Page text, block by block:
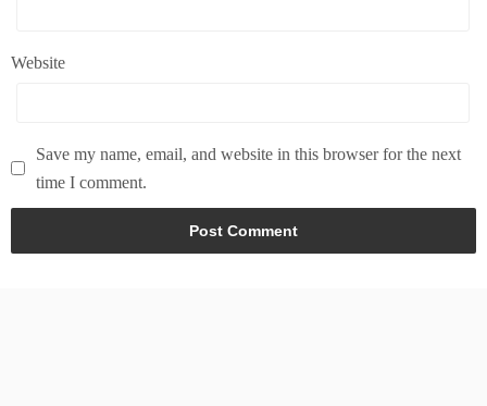
Website
Save my name, email, and website in this browser for the next
time I comment.